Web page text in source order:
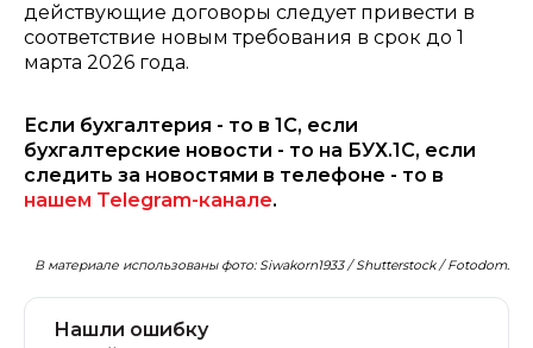
действующие договоры следует привести в
соответствие новым требования в срок до 1
марта 2026 года.
Если бухгалтерия - то в 1С, если
бухгалтерские новости - то на БУХ.1С, если
следить за новостями в телефоне - то в
нашем Telegram-канале.
В материале использованы фото: Siwakorn1933 / Shutterstock / Fotodom.
Нашли ошибку